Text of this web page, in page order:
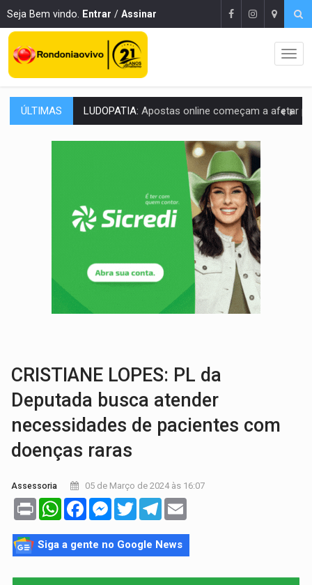
Seja Bem vindo. Entrar / Assinar
ÚLTIMAS REFLORESTAMENTO: Plantar árvores não será mais suficiente para
OVNIS NA LUA:Cientistas alertam para possível base secreta no satélite
ACABOU COM PEUGEOT: Incêndio destrói carro que era rebocado para oficina
Ladrão é filmado furtando moto na frente do bar
BOLSAS DE PESQUISA: Iniciativa Amazônia+10 lança chamada para fortalecer
Brasil tem grandes reservas de urânio, mas produz pouco e
VÍDEO:Serpente capturada na fábrica da Coca-Cola é
HOMENAGEM: Cientistas cassados pelo AI-5 se tornam pesquisadores
CRISTIANE LOPES: PL da
Deputada busca atender
necessidades de pacientes com
doenças raras
Assessoria 05 de Março de 2024 às 16:07
Print WhatsAppFacebookMessenger
TwitterTelegram
Siga a gente no Google News